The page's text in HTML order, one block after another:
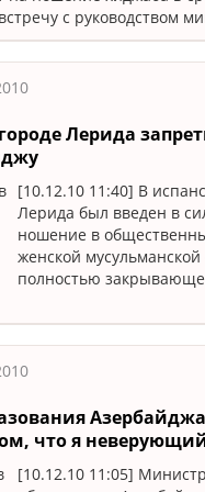
с руководством
Лерида
[10.12.10 11:40] В
Лерида был введен в
ношение в
женской
полностью
что я
[10.12.10 11:05] Министр